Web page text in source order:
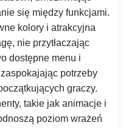
się między funkcjami.
kolory i atrakcyjna
nie przytłaczając
dostępne menu i
potrzeby
graczy.
takie jak animacje i
poziom wrażeń